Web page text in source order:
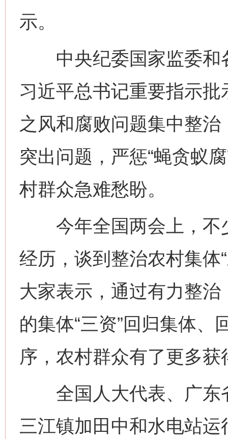
示。
中央纪委国家监委和
习近平总书记重要指示
之风和腐败问题集中整治
突出问题，严惩“蝇贪蚁
村群众急难愁盼。
今年全国两会上，不
经历，谈到整治农村集体
大家表示，通过有力整
的集体“三资”回归集体
序，农村群众有了更多获
全国人大代表、广东
三江镇加田中和水电站